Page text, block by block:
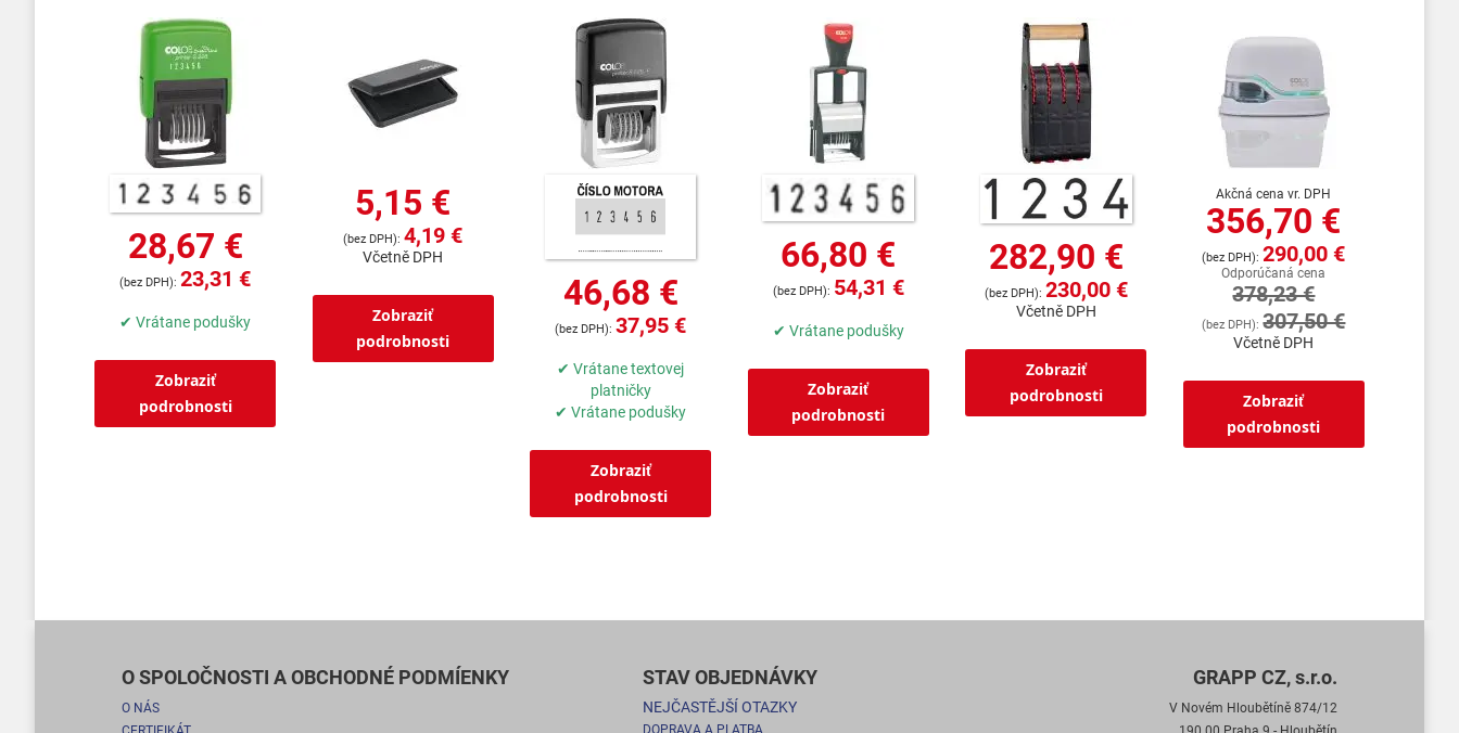
28,67 €
23,31 €
✔ Vrátane podušky
Zobraziť
podrobnosti
5,15 €
4,19 €
Včetně DPH
Zobraziť
podrobnosti
46,68 €
37,95 €
✔ Vrátane textovej
platničky
✔ Vrátane podušky
Zobraziť
podrobnosti
66,80 €
54,31 €
✔ Vrátane podušky
Zobraziť
podrobnosti
282,90 €
230,00 €
Včetně DPH
Zobraziť
podrobnosti
Akčná cena vr. DPH
356,70 €
290,00 €
Odporúčaná cena
378,23 €
307,50 €
Včetně DPH
Zobraziť
podrobnosti
O SPOLOČNOSTI A OBCHODNÉ PODMÍENKY
O NÁS
STAV OBJEDNÁVKY
NEJČASTĚJŠÍ OTAZKY
DOPRAVA A PLATBA
GRAPP CZ, s.r.o.
V Novém Hloubětíně 874/12